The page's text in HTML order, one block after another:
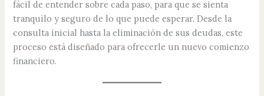
fácil de entender sobre cada paso, para que se sienta
tranquilo y seguro de lo que puede esperar. Desde la
consulta inicial hasta la eliminación de sus deudas, este
proceso está diseñado para ofrecerle un nuevo comienzo
financiero.